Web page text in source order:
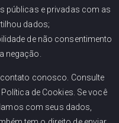
públicas e privadas com as
dados;
de não consentimento
negação.
contato conosco. Consulte
de Cookies. Se você
com seus dados,